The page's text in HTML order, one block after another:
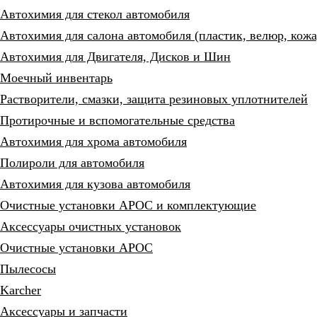
Автохимия для стекол автомобиля
Автохимия для салона автомобиля (пластик, велюр,
Автохимия для Двигателя, Дисков и Шин
Моечный инвентарь
Растворители, смазки, защита резиновых уплотнителей
Протирочные и вспомогательные средства
Автохимия для хрома автомобиля
Полироли для автомобиля
Автохимия для кузова автомобиля
Очистные установки АРОС и комплектующие
Аксессуары очистных установок
Очистные установки АРОС
Пылесосы
Karcher
Аксессуары и запчасти